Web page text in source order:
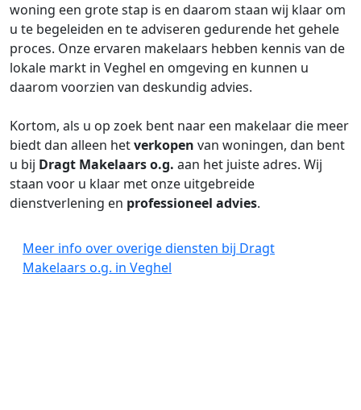
woning een grote stap is en daarom staan wij klaar om
u te begeleiden en te adviseren gedurende het gehele
proces. Onze ervaren makelaars hebben kennis van de
lokale markt in Veghel en omgeving en kunnen u
daarom voorzien van deskundig advies.
Kortom, als u op zoek bent naar een makelaar die meer
biedt dan alleen hetverkopen van woningen, dan bent
u bij Dragt Makelaars o.g. aan het juiste adres. Wij
staan voor u klaar met onze uitgebreide
dienstverlening en professioneel advies.
Meer info over overige diensten bij Dragt
Makelaars o.g. in Veghel